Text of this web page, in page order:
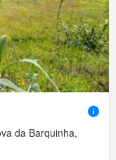
da Barquinha,